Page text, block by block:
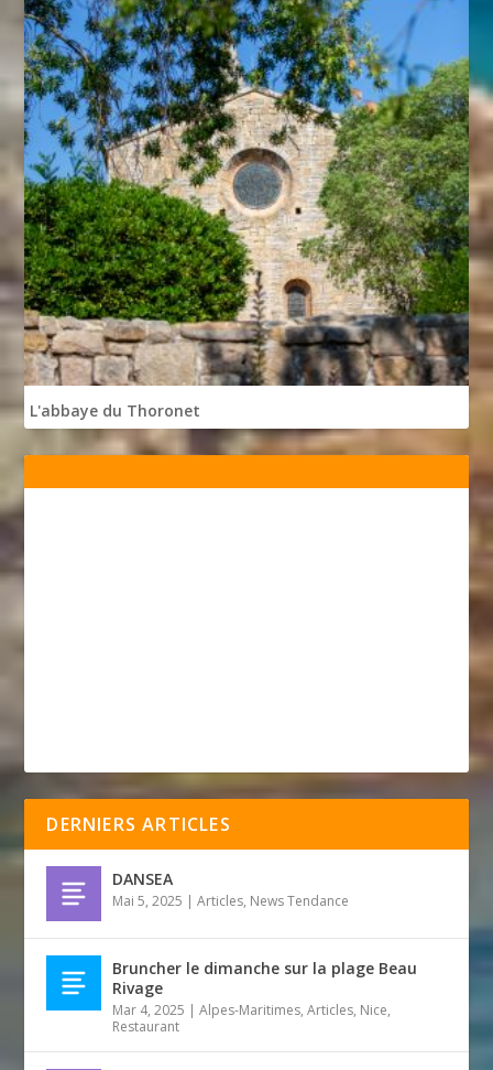
L'abbaye du Thoronet
DERNIERS ARTICLES
DANSEA
Mai 5, 2025 |Articles, News Tendance
Bruncher le dimanche sur la plage Beau
Rivage
Mar 4, 2025 |Alpes-Maritimes,Articles, Nice,
Restaurant